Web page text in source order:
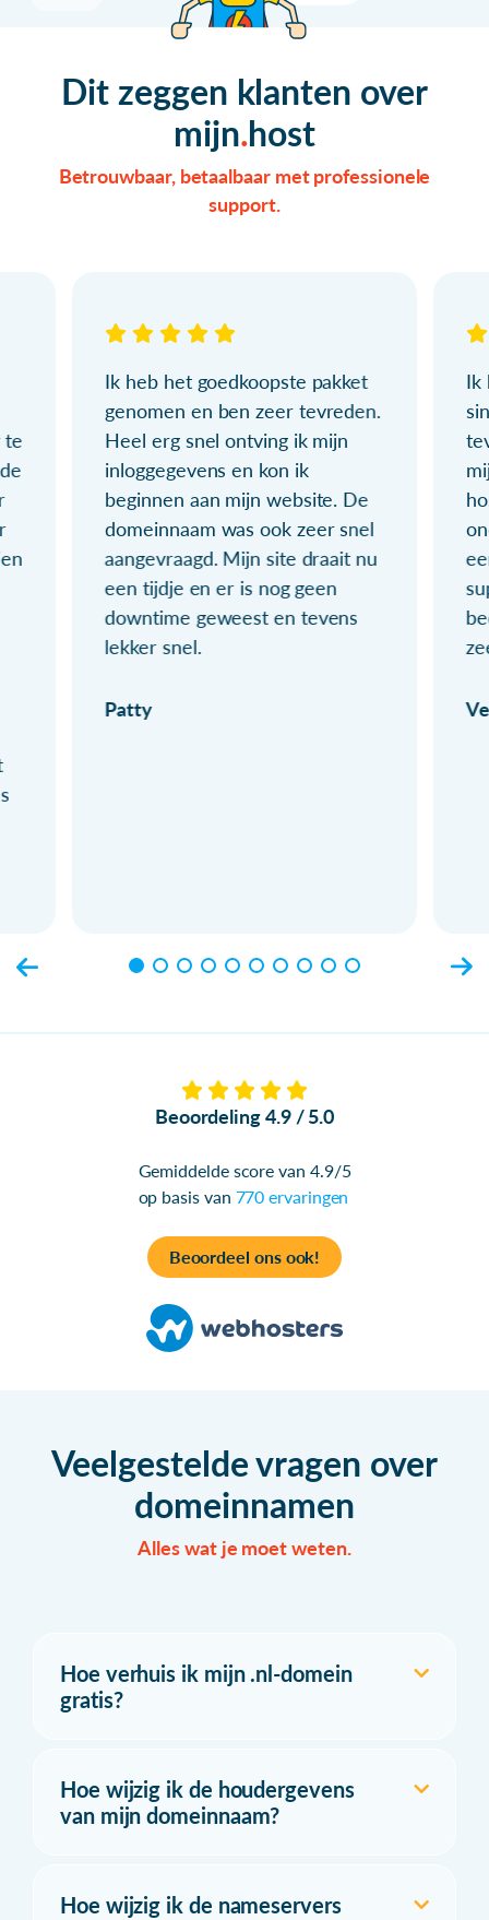
Dit zeggen klanten over
mijn host
Betrouwbaar, betaalbaar met professionele
support.
te
Ik heb het goedkoopste pakket
genomen en ben zeer tevreden.
Heel erg snel ontving ik mijn
inloggegevens en kon ik
beginnen aan mijn website. De
domeinnaam was ook zeer snel
aangevraagd. Mijn site draait nu
een tijdje en er is nog geen
downtime geweest en tevens
lekker snel.
Patty
Ik
Beoordeling 4.9 / 5.0
Gemiddelde score van 4.9/5
op basis van 770 ervaringen
Beoordeel ons ook!
Veelgestelde vragen over
domeinnamen
Alles wat je moet weten.
Hoe verhuis ik mijn .nl-domein
gratis?
Hoe wijzig ik de houdergevens
van mijn domeinnaam?
Hoe wijzig ik de nameservers